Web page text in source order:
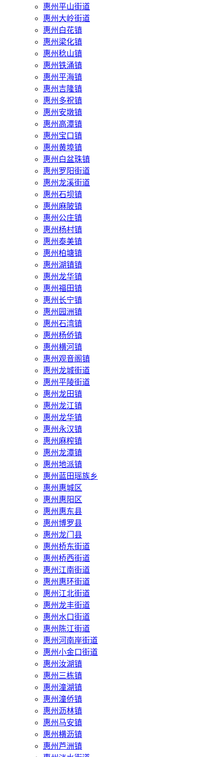
惠州平山街道
惠州大岭街道
惠州白花镇
惠州梁化镇
惠州稔山镇
惠州铁涌镇
惠州平海镇
惠州吉隆镇
惠州多祝镇
惠州安墩镇
惠州高潭镇
惠州宝口镇
惠州黄埠镇
惠州白盆珠镇
惠州罗阳街道
惠州龙溪街道
惠州石坝镇
惠州麻陂镇
惠州公庄镇
惠州杨村镇
惠州泰美镇
惠州柏塘镇
惠州湖镇镇
惠州龙华镇
惠州福田镇
惠州长宁镇
惠州园洲镇
惠州石湾镇
惠州杨侨镇
惠州横河镇
惠州观音阁镇
惠州龙城街道
惠州平陵街道
惠州龙田镇
惠州龙江镇
惠州龙华镇
惠州永汉镇
惠州麻榨镇
惠州龙潭镇
惠州地派镇
惠州蓝田瑶族乡
惠州惠城区
惠州惠阳区
惠州惠东县
惠州‌博罗县
惠州‌龙门县
惠州桥东街道
惠州桥西街道
惠州江南街道
惠州惠环街道
惠州江北街道
惠州龙丰街道
惠州水口街道
惠州陈江街道
惠州河南岸街道
惠州小金口街道
惠州汝湖镇
惠州三栋镇
惠州潼湖镇
惠州潼侨镇
惠州沥林镇
惠州马安镇
惠州横沥镇
惠州芦洲镇